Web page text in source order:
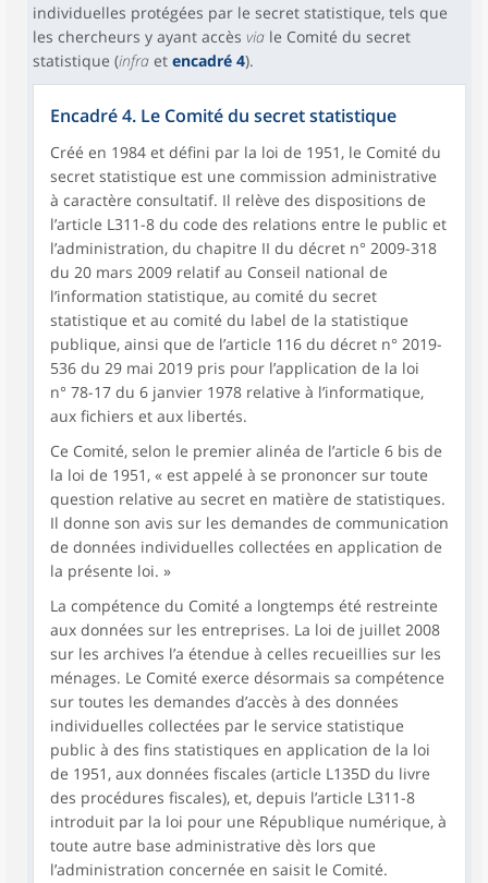
individuelles protégées par le secret statistique, tels que
les chercheurs y ayant accès via le Comité du secret
statistique (infra et encadré 4).
Encadré 4. Le Comité du secret statistique
Créé en 1984 et défini par la loi de 1951, le Comité du
secret statistique est une commission administrative
à caractère consultatif. Il relève des dispositions de
l’article L311-8 du code des relations entre le public et
l’administration, du chapitre II du décret n° 2009-318
du 20 mars 2009 relatif au Conseil national de
l’information statistique, au comité du secret
statistique et au comité du label de la statistique
publique, ainsi que de l’article 116 du décret n° 2019-
536 du 29 mai 2019 pris pour l’application de la loi
n° 78-17 du 6 janvier 1978 relative à l’informatique,
aux fichiers et aux libertés.
Ce Comité, selon le premier alinéa de l’article 6 bis de
la loi de 1951, « est appelé à se prononcer sur toute
question relative au secret en matière de statistiques.
Il donne son avis sur les demandes de communication
de données individuelles collectées en application de
la présente loi. »
La compétence du Comité a longtemps été restreinte
aux données sur les entreprises. La loi de juillet 2008
sur les archives l’a étendue à celles recueillies sur les
ménages. Le Comité exerce désormais sa compétence
sur toutes les demandes d’accès à des données
individuelles collectées par le service statistique
public à des fins statistiques en application de la loi
de 1951, aux données fiscales (article L135D du livre
des procédures fiscales), et, depuis l’article L311-8
introduit par la loi pour une République numérique, à
toute autre base administrative dès lors que
l’administration concernée en saisit le Comité.